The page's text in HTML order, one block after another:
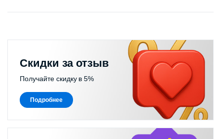
Скидки за отзыв
Получайте скидку в 5%
Подробнее